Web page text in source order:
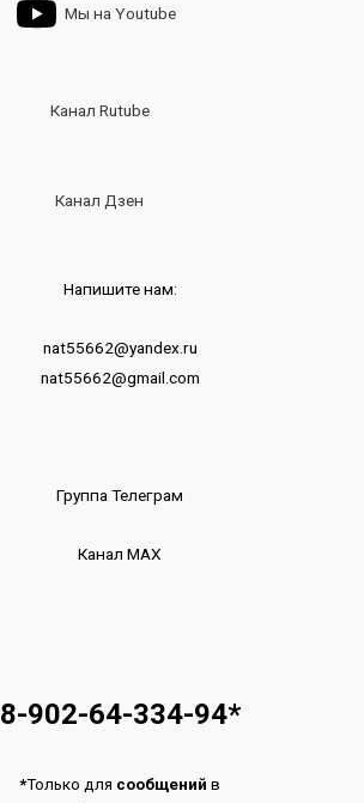
Мы на Youtube
Канал Rutube
Канал Дзен
Напишите нам:
nat55662@yandex.ru
nat55662@gmail.com
Группа Телеграм
Канал МАХ
8-902-64-334-94*
*Только для сообщений в